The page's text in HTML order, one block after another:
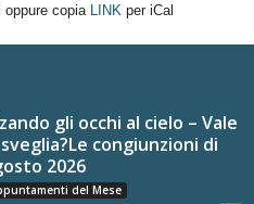
oppure copia LINK per iCal
gli occhi al cielo – Vale
congiunzioni di
2026
del Mese